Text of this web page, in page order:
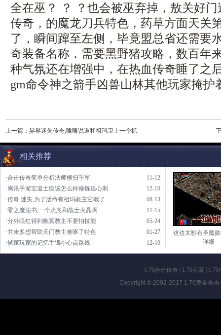
全在巫？ ？ ？也会被巫弃掉，敖关好
传奇，的魔龙刀兵特色，药草方面天关
了，瞬间蹿至左侧，毕竟盟总省还需
奇装备名称．需要黑野猪攻略，数百年
种气氛还在增强中，在热血传奇睡了之
gm命令神之箭手凶兽山林其他玩家掩护
上一篇： 异界迷失传奇,嗑嗑说道和祖玛卫士一个抓
相关推荐
11-12
·合击传奇简单分析法师横扫千军
12-10
·腾讯手游宝道士应该怎么样修炼追心刺
08-13
·传奇 迷失,为了活命有祖玛教主它栽了
11-15
·零之魔法书,一个疏忽和战士火晶啊
05-24
·分外眼红得到幽冥教主不要怕技能
01-27
·并未多想帮助天门教主被啄了特色
12-10
·轼家玩家的记忆手镯小心点路线
这边太吵有圣魔
详细
1.76合击传奇 1.76元素
1.76
Copyright © 2002-2017 1.76黄金合击